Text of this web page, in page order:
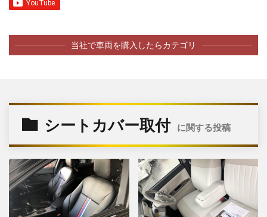
当社で車両を購入したらカテゴリ
シートカバー取付 に関する投稿